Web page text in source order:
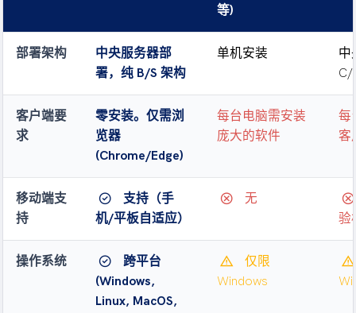
等)
部署架构
中央服务器部
署，纯 B/S 架构
单机安装
中
C/
客户端要
求
零安装。仅需浏
览器
(Chrome/Edge)
每台电脑需安装
庞大的软件
每
客
移动端支
持
check_circle
支持（手
机/平板自适应）
cancel 无 cancel
验
操作系统 check_circle
跨平台
(Windows,
Linux, MacOS,
warning
仅限
Windows
warning